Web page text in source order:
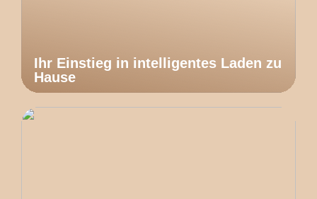
Ihr Einstieg in intelligentes Laden zu
Hause